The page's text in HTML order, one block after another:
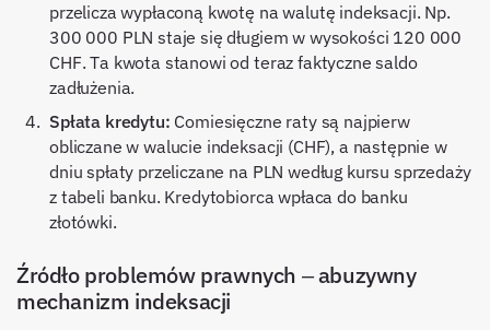
przelicza wypłaconą kwotę na walutę indeksacji. Np.
300 000 PLN staje się długiem w wysokości 120 000
CHF. Ta kwota stanowi od teraz faktyczne saldo
zadłużenia.
Spłata kredytu: Comiesięczne raty są najpierw
obliczane w walucie indeksacji (CHF), a następnie w
dniu spłaty przeliczane na PLN według kursu sprzedaży
z tabeli banku. Kredytobiorca wpłaca do banku
złotówki.
Źródło problemów prawnych – abuzywny
mechanizm indeksacji